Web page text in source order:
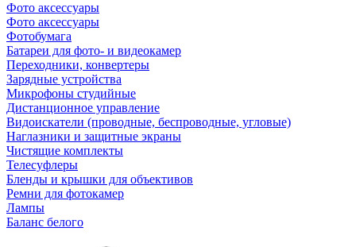
Фото аксессуары
Фото аксессуары
Фотобумага
Батареи для фото- и видеокамер
Переходники, конвертеры
Зарядные устройства
Микрофоны студийные
Дистанционное управление
Видоискатели (проводные, беспроводные, угловые)
Наглазники и защитные экраны
Чистящие комплекты
Телесуфлеры
Бленды и крышки для объективов
Ремни для фотокамер
Лампы
Баланс белого